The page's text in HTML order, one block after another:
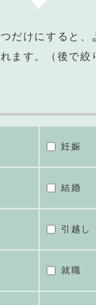
だけにすると、
ます。（後で絞
妊娠
結婚
引越し
就職